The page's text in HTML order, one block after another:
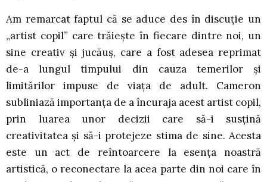
Am remarcat faptul că se aduce des în discuție un
„artist copil” care trăiește în fiecare dintre noi, un
sine creativ și jucăuș, care a fost adesea reprimat
de-a lungul timpului din cauza temerilor și
limitărilor impuse de viața de adult. Cameron
subliniază importanța de a încuraja acest artist copil,
prin luarea unor decizii care să-i susțină
creativitatea și să-i protejeze stima de sine. Acesta
este un act de reîntoarcere la esența noastră
artistică, o reconectare la acea parte din noi care în